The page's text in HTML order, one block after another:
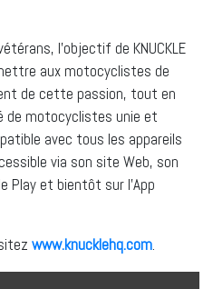
l’objectif de KNUCKLE
aux motocyclistes de
de cette passion, tout en
de motocyclistes unie et
avec tous les appareils
via son site Web, son
Play et bientôt sur l’App
www.knucklehq.com.